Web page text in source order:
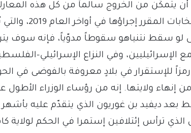
أن يتمكّن من الخروج سالماً من كل هذه
إجراؤها في أواخر العام 2019، والتي يُمكن أن تُقام في موعد أقرب.
لو سقط نتنياهو سقوطاً مدوّياً، فإنه سوف
الإسرائيليين، وفي النزاع الإسرائيلي-
رمزاً للإستقرار في بلادٍ معروفة بالفوضى في
إنهاء ولايتها. إنه من رؤساء الوزراء
بعد ديفيد بن غوريون الذي يتقدّم عليه بأشهر
الذي ترأس إئتلافين إستمرا في الحكم لولاية